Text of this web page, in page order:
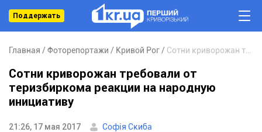
Поддержать
Главная Фоторепортажи Кривой Рог
Сотни криворожан требовали от
теризбиркома реакции на народную
инициативу
21:26, 17 мая 2017
Софія Скиба